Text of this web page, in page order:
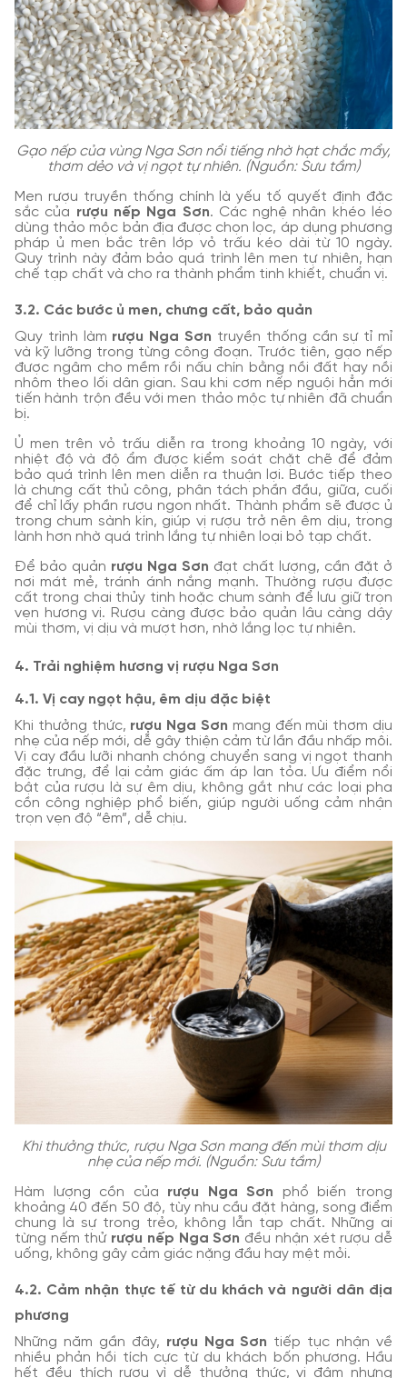
Gạo nếp của vùng Nga Sơn nổi tiếng nhờ hạt chắc mẩy,
thơm dẻo và vị ngọt tự nhiên. (Nguồn: Sưu tầm)
Men rượu truyền thống chính là yếu tố quyết định đặc
sắc của rượu nếp Nga Sơn. Các nghệ nhân khéo léo
dùng thảo mộc bản địa được chọn lọc, áp dụng phương
pháp ủ men bắc trên lớp vỏ trấu kéo dài từ 10 ngày.
Quy trình này đảm bảo quá trình lên men tự nhiên, hạn
chế tạp chất và cho ra thành phẩm tinh khiết, chuẩn vị.
3.2. Các bước ủ men, chưng cất, bảo quản
Quy trình làm rượu Nga Sơn truyền thống cần sự tỉ mỉ
và kỹ lưỡng trong từng công đoạn. Trước tiên, gạo nếp
được ngâm cho mềm rồi nấu chín bằng nồi đất hay nồi
nhôm theo lối dân gian. Sau khi cơm nếp nguội hẳn mới
tiến hành trộn đều với men thảo mộc tự nhiên đã chuẩn
bị.
Ủ men trên vỏ trấu diễn ra trong khoảng 10 ngày, với
nhiệt độ và độ ẩm được kiểm soát chặt chẽ để đảm
bảo quá trình lên men diễn ra thuận lợi. Bước tiếp theo
là chưng cất thủ công, phân tách phần đầu, giữa, cuối
để chỉ lấy phần rượu ngon nhất. Thành phẩm sẽ được ủ
trong chum sành kín, giúp vị rượu trở nên êm dịu, trong
lành hơn nhờ quá trình lắng tự nhiên loại bỏ tạp chất.
Để bảo quản rượu Nga Sơn đạt chất lượng, cần đặt ở
nơi mát mẻ, tránh ánh nắng mạnh. Thường rượu được
cất trong chai thủy tinh hoặc chum sành để lưu giữ trọn
vẹn hương vị. Rượu càng được bảo quản lâu càng dậy
mùi thơm, vị dịu và mượt hơn, nhờ lắng lọc tự nhiên.
4. Trải nghiệm hương vị rượu Nga Sơn
4.1. Vị cay ngọt hậu, êm dịu đặc biệt
Khi thưởng thức, rượu Nga Sơn mang đến mùi thơm dịu
nhẹ của nếp mới, dễ gây thiện cảm từ lần đầu nhấp môi.
Vị cay đầu lưỡi nhanh chóng chuyển sang vị ngọt thanh
đặc trưng, để lại cảm giác ấm áp lan tỏa. Ưu điểm nổi
bật của rượu là sự êm dịu, không gắt như các loại pha
cồn công nghiệp phổ biến, giúp người uống cảm nhận
trọn vẹn độ “êm”, dễ chịu.
Khi thưởng thức, rượu Nga Sơn mang đến mùi thơm dịu
nhẹ của nếp mới. (Nguồn: Sưu tầm)
Hàm lượng cồn của rượu Nga Sơn phổ biến trong
khoảng 40 đến 50 độ, tùy nhu cầu đặt hàng, song điểm
chung là sự trong trẻo, không lẫn tạp chất. Những ai
từng nếm thử rượu nếp Nga Sơn đều nhận xét rượu dễ
uống, không gây cảm giác nặng đầu hay mệt mỏi.
4.2. Cảm nhận thực tế từ du khách và người dân địa
phương
Những năm gần đây, rượu Nga Sơn tiếp tục nhận về
nhiều phản hồi tích cực từ du khách bốn phương. Hầu
hết đều thích rượu vì dễ thưởng thức, vị đậm nhưng